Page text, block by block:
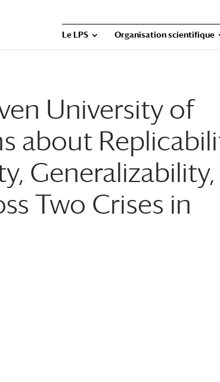
Le LPS Organisation scientifique
University of
about
Generalizability,
Two Crises in